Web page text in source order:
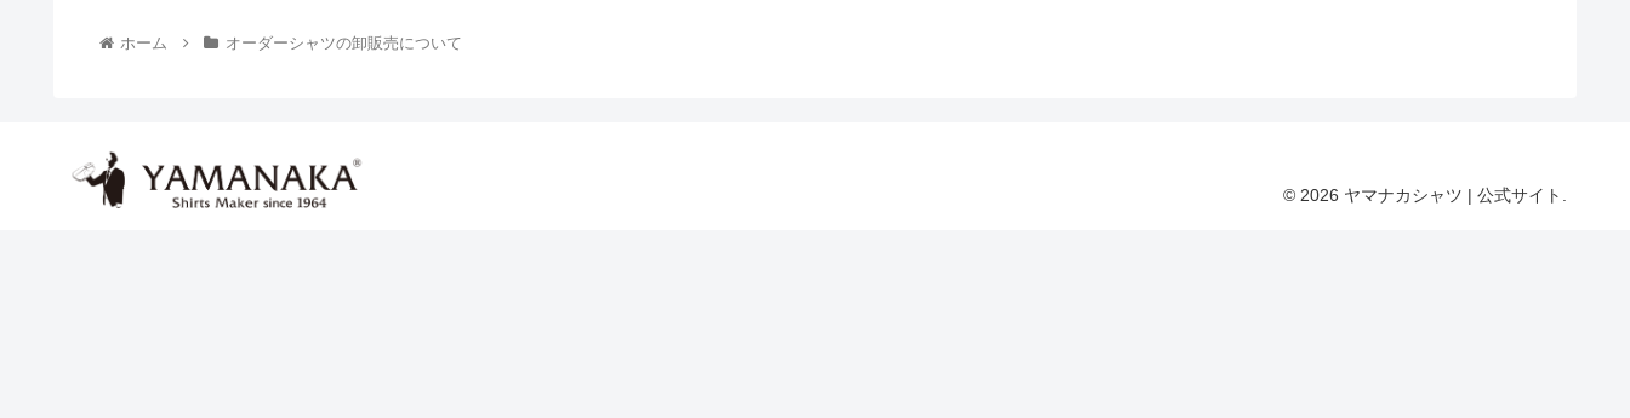
ホーム オーダーシャツの卸販売について
© 2026 ヤマナカシャツ | 公式サイト.